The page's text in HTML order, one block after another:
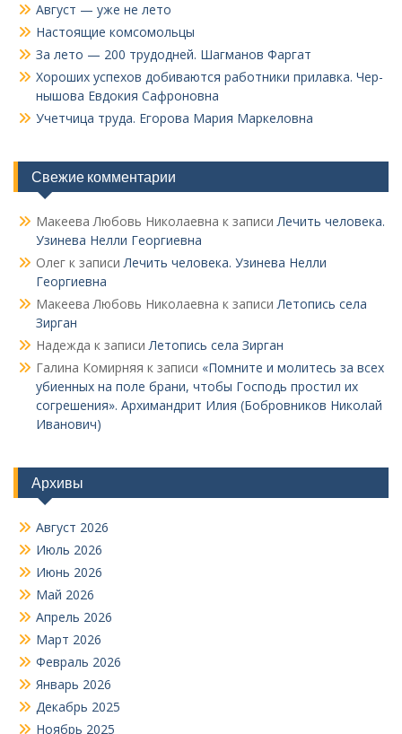
Август — уже не лето
Настоящие комсомольцы
За лето — 200 трудодней. Шагманов Фаргат
Хороших успехов добиваются работники прилавка. Чер­
нышова Евдокия Сафроновна
Учетчица труда. Его­рова Мария Маркеловна
Свежие комментарии
Макеева Любовь Николаевна к записиЛечить человека.
Узинева Нелли Георгиевна
Олег к записиЛечить человека. Узинева Нелли
Георгиевна
Макеева Любовь Николаевна к записиЛетопись села
Зирган
Надежда к записиЛетопись села Зирган
Галина Комирняя к записи «Помните и молитесь за всех
убиенных на поле брани, чтобы Господь простил их
согрешения». Архимандрит Илия (Бобровников Николай
Иванович)
Архивы
Август 2026
Июль 2026
Июнь 2026
Май 2026
Апрель 2026
Март 2026
Февраль 2026
Январь 2026
Декабрь 2025
Ноябрь 2025